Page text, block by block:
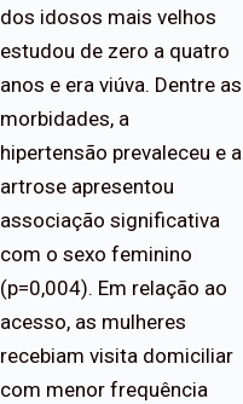
dos idosos mais velhos
estudou de zero a quatro
anos e era viúva. Dentre as
morbidades, a
hipertensão prevaleceu e a
artrose apresentou
associação significativa
com o sexo feminino
(p=0,004). Em relação ao
acesso, as mulheres
recebiam visita domiciliar
com menor frequência